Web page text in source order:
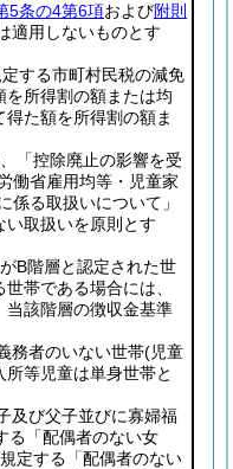
5条の4第6項および附則
適用しないものとす
する市町村民税の減免
所得割の額または均
た額を所得割の額ま
「控除廃止の影響を受
働省雇用均等・児童家
係る取扱いについて」
い取扱いを原則とす
B階層と認定された世
帯である場合には、
当該階層の徴収金基準
者のいない世帯(児童
等児童は単身世帯と
び父子並びに寡婦福
る「配偶者のない女
定する「配偶者のない